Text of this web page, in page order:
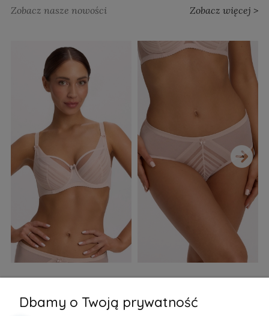
Zobacz nasze nowości Zobacz więcej >
155,99 zł 77,99 zł
›
Dbamy o Twoją prywatność